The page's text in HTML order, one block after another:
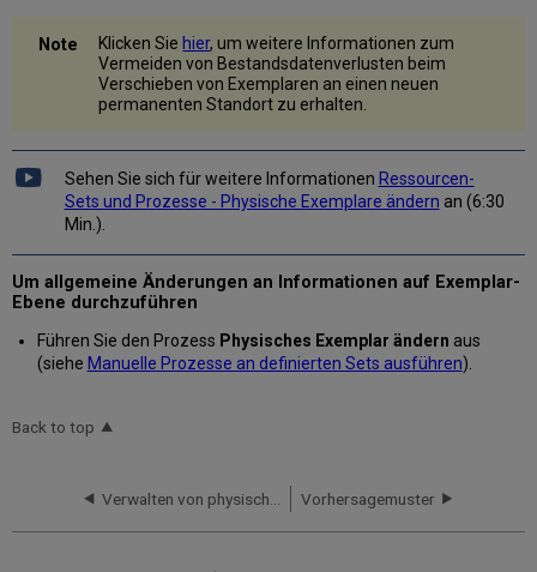
Klicken Sie hier, um weitere Informationen zum
Vermeiden von Bestandsdatenverlusten beim
Verschieben von Exemplaren an einen neuen
permanenten Standort zu erhalten.
Sehen Sie sich für weitere Informationen Ressourcen-
Sets und Prozesse - Physische Exemplare ändern an (6:30
Min.).
Um allgemeine Änderungen an Informationen auf Exemplar-
Ebene durchzuführen
Führen Sie den Prozess Physisches Exemplar ändern aus
(siehe Manuelle Prozesse an definierten Sets ausführen).
Back to top
Vorhersagemuster